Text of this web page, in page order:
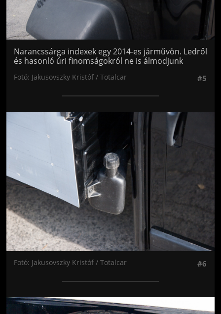
Narancssárga indexek egy 2014-es járművön. Ledről
és hasonló úri finomságokról ne is álmodjunk
Fotó: Jakusovszky Kristóf / Totalcar #5
Jön még kép!
Fotó: Jakusovszky Kristóf / Totalcar #6